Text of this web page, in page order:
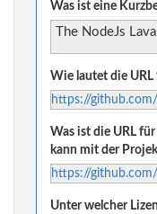
Was ist eine
The NodeJs
Wie lautet die URL
https://
Was ist die URL
kann mit der
https://
Unter welcher